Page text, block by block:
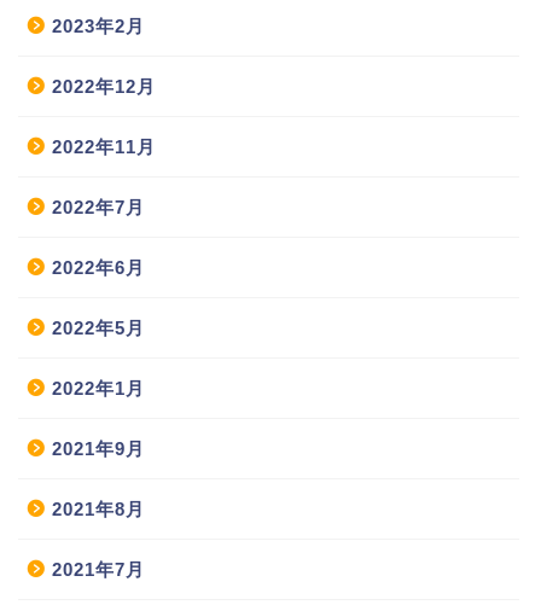
2023年2月
2022年12月
2022年11月
2022年7月
2022年6月
2022年5月
2022年1月
2021年9月
2021年8月
2021年7月